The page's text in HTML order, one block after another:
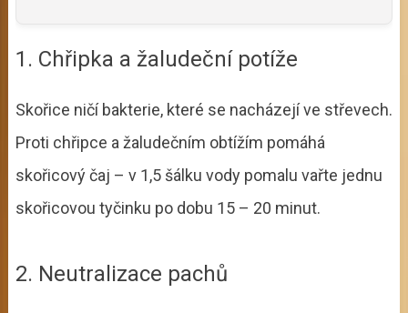
1. Chřipka a žaludeční potíže
Skořice ničí bakterie, které se nacházejí ve střevech.
Proti chřipce a žaludečním obtížím pomáhá
skořicový čaj – v 1,5 šálku vody pomalu vařte jednu
skořicovou tyčinku po dobu 15 – 20 minut.
2. Neutralizace pachů